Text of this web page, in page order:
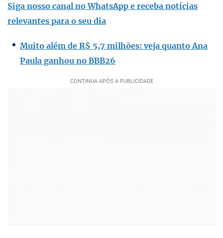
Siga nosso canal no WhatsApp e receba notícias
relevantes para o seu dia
Muito além de R$ 5,7 milhões: veja quanto Ana
Paula ganhou no BBB26